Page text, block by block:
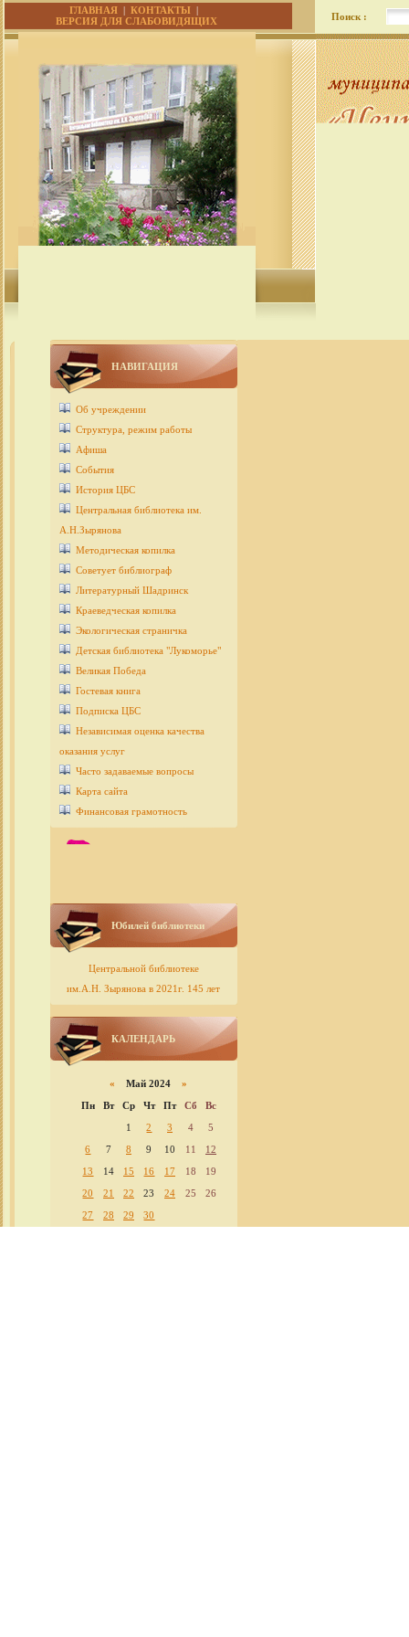
ГЛАВНАЯ |КОНТАКТЫ |
ВЕРСИЯ ДЛЯ СЛАБОВИДЯЩИХ
Поиск :
НАВИГАЦИЯ
Об учреждении
Структура, режим работы
Афиша
События
История ЦБС
Центральная библиотека им.
А.Н.Зырянова
Методическая копилка
Советует библиограф
Литературный Шадринск
Краеведческая копилка
Экологическая страничка
Детcкая библиотека "Лукоморье"
Великая Победа
Гостевая книга
Подписка ЦБС
Независимая оценка качества
оказания услуг
Часто задаваемые вопросы
Карта сайта
Финансовая грамотность
Юбилей библиотеки
Центральной библиотеке
им.А.Н. Зырянова в 2021г. 145 лет
КАЛЕНДАРЬ
« Май 2024»
Пн
Вт Ср Чт Пт Сб
Вс
1
2 3 4
5
6
7 8 9 10 11
12
13
14 15 16 17 18
19
20
21 22 23 24 25
26
27
28 29 30